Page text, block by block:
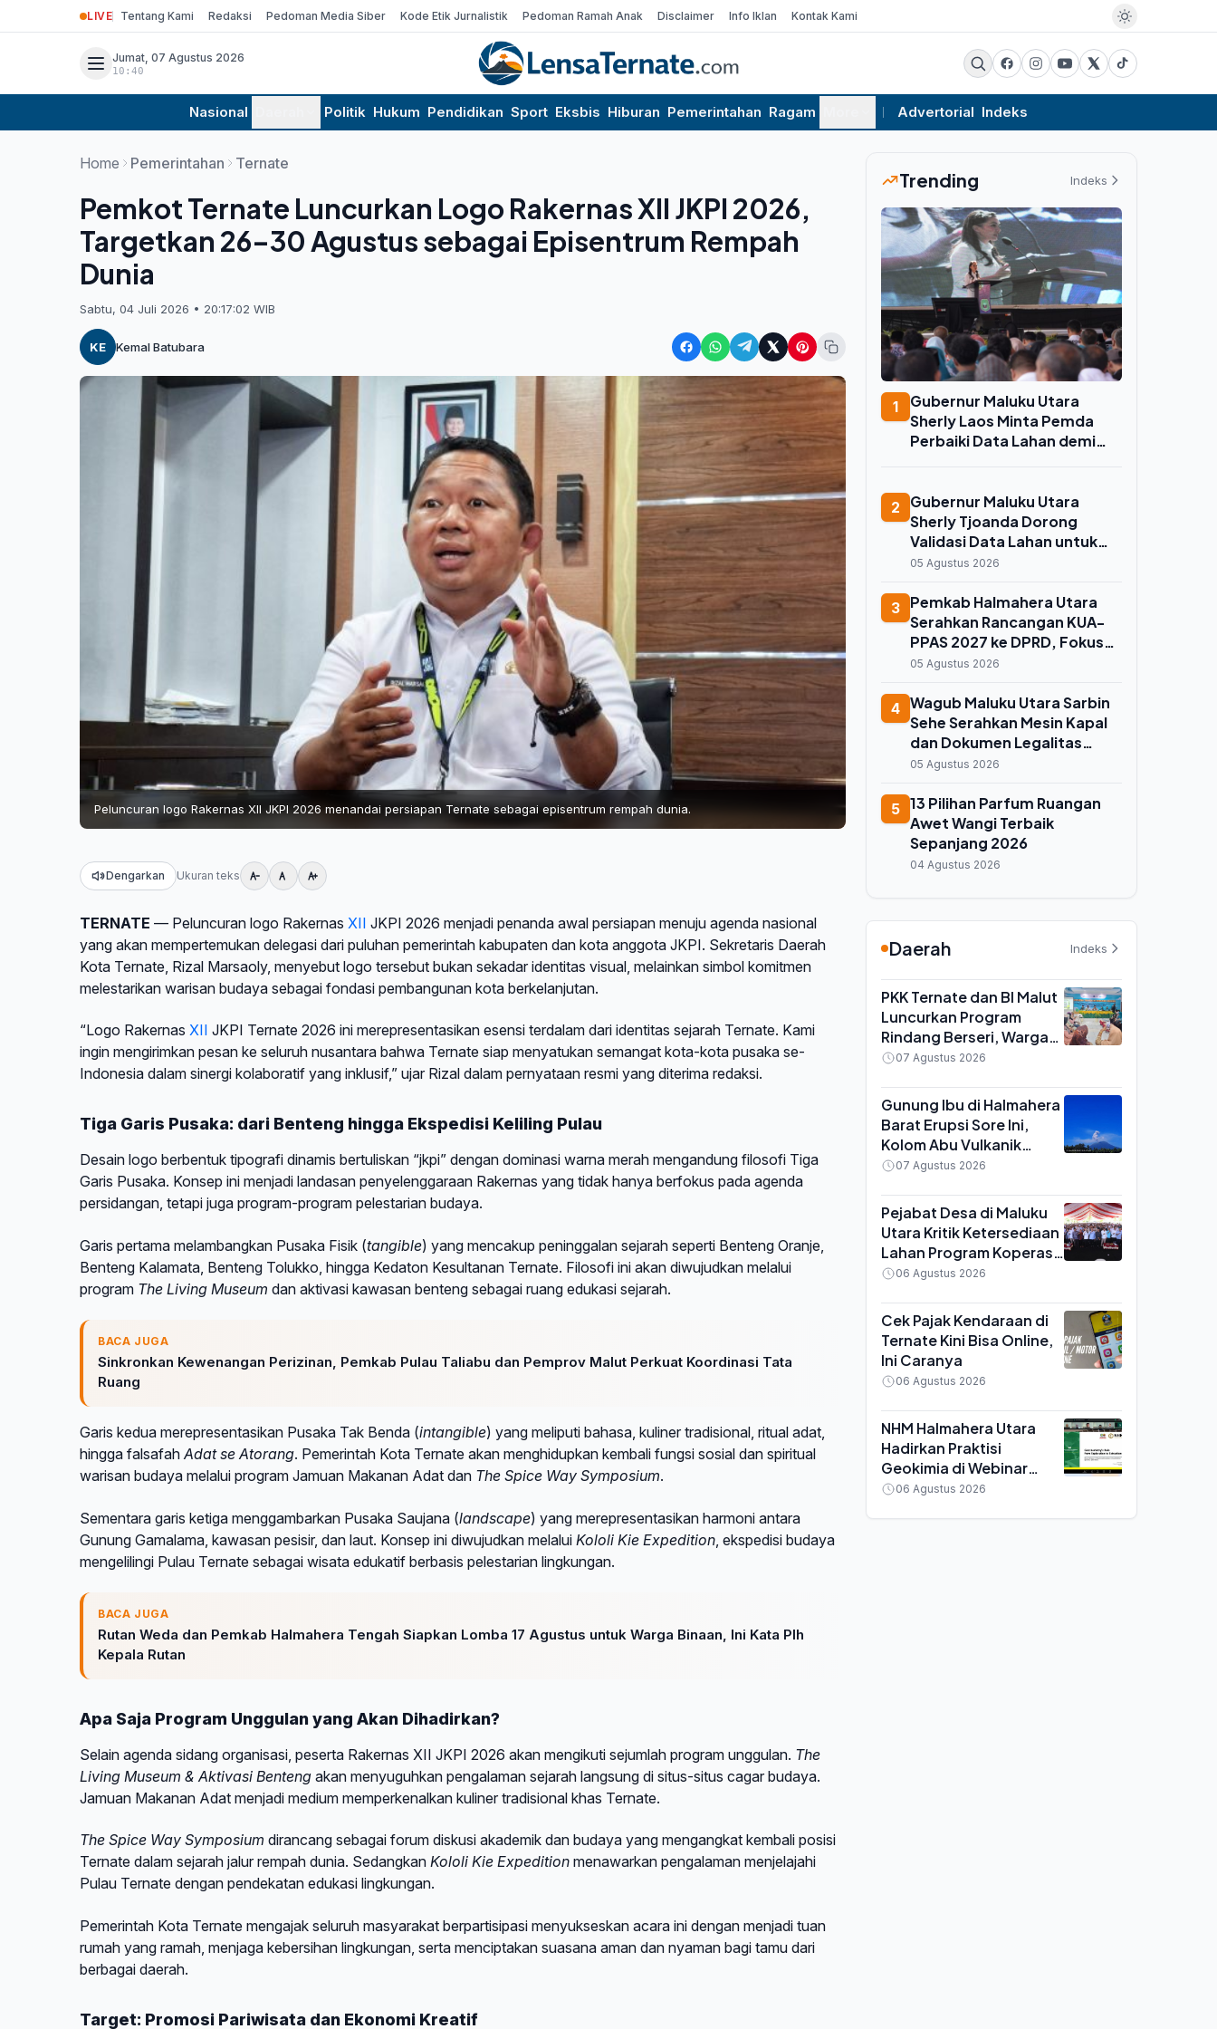
LIVE Tentang Kami Redaksi Pedoman Media Siber Kode Etik Jurnalistik Pedoman Ramah Anak Disclaimer Info Iklan Kontak Kami
Jumat, 07 Agustus 2026
10:40
Nasional Politik Hukum Pendidikan Sport Eksbis Hiburan Pemerintahan Ragam Advertorial Indeks
Home Pemerintahan Ternate
Pemkot Ternate Luncurkan Logo Rakernas XII JKPI 2026,
Targetkan 26–30 Agustus sebagai Episentrum Rempah
Dunia
Sabtu, 04 Juli 2026 • 20:17:02 WIB
KE Kemal Batubara
Peluncuran logo Rakernas XII JKPI 2026 menandai persiapan Ternate sebagai episentrum rempah dunia.
Dengarkan Ukuran teks
TERNATE — Peluncuran logo Rakernas XII JKPI 2026 menjadi penanda awal persiapan menuju agenda nasional
yang akan mempertemukan delegasi dari puluhan pemerintah kabupaten dan kota anggota JKPI. Sekretaris Daerah
Kota Ternate, Rizal Marsaoly, menyebut logo tersebut bukan sekadar identitas visual, melainkan simbol komitmen
melestarikan warisan budaya sebagai fondasi pembangunan kota berkelanjutan.
“Logo Rakernas XII JKPI Ternate 2026 ini merepresentasikan esensi terdalam dari identitas sejarah Ternate. Kami
ingin mengirimkan pesan ke seluruh nusantara bahwa Ternate siap menyatukan semangat kota-kota pusaka se-
Indonesia dalam sinergi kolaboratif yang inklusif,” ujar Rizal dalam pernyataan resmi yang diterima redaksi.
Tiga Garis Pusaka: dari Benteng hingga Ekspedisi Keliling Pulau
Desain logo berbentuk tipografi dinamis bertuliskan “jkpi” dengan dominasi warna merah mengandung filosofi Tiga
Garis Pusaka. Konsep ini menjadi landasan penyelenggaraan Rakernas yang tidak hanya berfokus pada agenda
persidangan, tetapi juga program-program pelestarian budaya.
Garis pertama melambangkan Pusaka Fisik (tangible) yang mencakup peninggalan sejarah seperti Benteng Oranje,
Benteng Kalamata, Benteng Tolukko, hingga Kedaton Kesultanan Ternate. Filosofi ini akan diwujudkan melalui
program The Living Museum dan aktivasi kawasan benteng sebagai ruang edukasi sejarah.
BACA JUGA
Sinkronkan Kewenangan Perizinan, Pemkab Pulau Taliabu dan Pemprov Malut Perkuat Koordinasi Tata
Ruang
Garis kedua merepresentasikan Pusaka Tak Benda (intangible) yang meliputi bahasa, kuliner tradisional, ritual adat,
hingga falsafahAdat se Atorang. Pemerintah Kota Ternate akan menghidupkan kembali fungsi sosial dan spiritual
warisan budaya melalui program Jamuan Makanan Adat dan The Spice Way Symposium.
Sementara garis ketiga menggambarkan Pusaka Saujana (landscape) yang merepresentasikan harmoni antara
Gunung Gamalama, kawasan pesisir, dan laut. Konsep ini diwujudkan melalui Kololi Kie Expedition , ekspedisi budaya
mengelilingi Pulau Ternate sebagai wisata edukatif berbasis pelestarian lingkungan.
BACA JUGA
Rutan Weda dan Pemkab Halmahera Tengah Siapkan Lomba 17 Agustus untuk Warga Binaan, Ini Kata Plh
Kepala Rutan
Apa Saja Program Unggulan yang Akan Dihadirkan?
Selain agenda sidang organisasi, peserta Rakernas XII JKPI 2026 akan mengikuti sejumlah program unggulan. The
Living Museum & Aktivasi Benteng akan menyuguhkan pengalaman sejarah langsung di situs-situs cagar budaya.
Jamuan Makanan Adat menjadi medium memperkenalkan kuliner tradisional khas Ternate.
The Spice Way Symposium dirancang sebagai forum diskusi akademik dan budaya yang mengangkat kembali posisi
Ternate dalam sejarah jalur rempah dunia. Sedangkan Kololi Kie Expedition menawarkan pengalaman menjelajahi
Pulau Ternate dengan pendekatan edukasi lingkungan.
Pemerintah Kota Ternate mengajak seluruh masyarakat berpartisipasi menyukseskan acara ini dengan menjadi tuan
rumah yang ramah, menjaga kebersihan lingkungan, serta menciptakan suasana aman dan nyaman bagi tamu dari
berbagai daerah.
Target: Promosi Pariwisata dan Ekonomi Kreatif
Trending Indeks
1
Gubernur Maluku Utara
Sherly Laos Minta Pemda
Perbaiki Data Lahan demi
Melayang
2
Gubernur Maluku Utara
Sherly Tjoanda Dorong
Validasi Data Lahan untuk
Selamatkan Kuota Cetak
05 Agustus 2026
3 Pemkab Halmahera Utara
Serahkan Rancangan KUA-
PPAS 2027 ke DPRD, Fokus
Buka Isolasi Wilayah dan
05 Agustus 2026
4 Wagub Maluku Utara Sarbin
Sehe Serahkan Mesin Kapal
dan Dokumen Legalitas
untuk Ribuan Nelayan Kecil di
05 Agustus 2026
5 13 Pilihan Parfum Ruangan
Awet Wangi Terbaik
Sepanjang 2026
04 Agustus 2026
Daerah Indeks
PKK Ternate dan BI Malut
Luncurkan Program
Rindang Berseri, Warga
Didorong Tanam Cabai
Pekarangan
07 Agustus 2026
Gunung Ibu di Halmahera
Barat Erupsi Sore Ini,
Kolom Abu Vulkanik
Capai 600 Meter di Atas
07 Agustus 2026
Pejabat Desa di Maluku
Utara Kritik Ketersediaan
Lahan Program Koperasi
Merah Putih saat Seminar
06 Agustus 2026
Cek Pajak Kendaraan di
Ternate Kini Bisa Online,
Ini Caranya
06 Agustus 2026
NHM Halmahera Utara
Hadirkan Praktisi
Geokimia di Webinar
MGEI UNG, Bahas
06 Agustus 2026